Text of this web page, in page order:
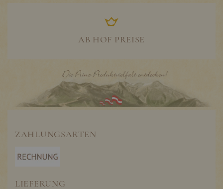
AB HOF PREISE
ZAHLUNGSARTEN
LIEFERUNG